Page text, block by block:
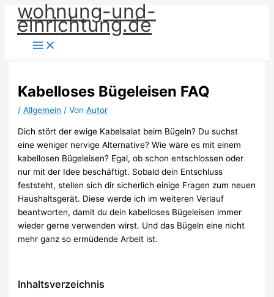
Zum
Inhalt
springen
wohnung-und-
einrichtung.de
Kabelloses Bügeleisen FAQ
/Allgemein / VonAutor
Dich stört der ewige Kabelsalat beim Bügeln? Du suchst
eine weniger nervige Alternative? Wie wäre es mit einem
kabellosen Bügeleisen? Egal, ob schon entschlossen oder
nur mit der Idee beschäftigt. Sobald dein Entschluss
feststeht, stellen sich dir sicherlich einige Fragen zum neuen
Haushaltsgerät. Diese werde ich im weiteren Verlauf
beantworten, damit du dein kabelloses Bügeleisen immer
wieder gerne verwenden wirst. Und das Bügeln eine nicht
mehr ganz so ermüdende Arbeit ist.
Inhaltsverzeichnis